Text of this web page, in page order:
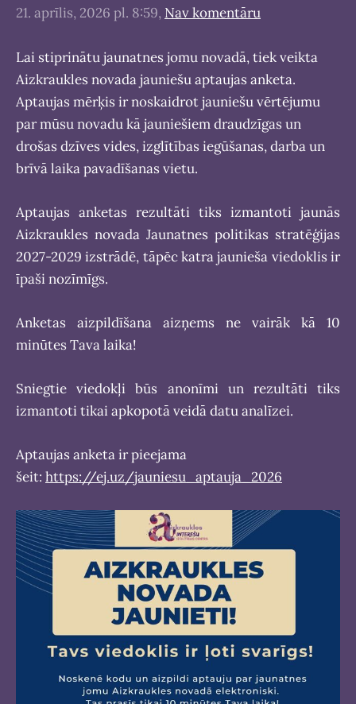
21. aprīlis, 2026 pl. 8:59, Nav komentāru
Lai stiprinātu jaunatnes jomu novadā, tiek veikta
Aizkraukles novada jauniešu aptaujas anketa.
Aptaujas mērķis ir noskaidrot jauniešu vērtējumu
par mūsu novadu kā jauniešiem draudzīgas un
drošas dzīves vides, izglītības iegūšanas, darba un
brīvā laika pavadīšanas vietu.
Aptaujas anketas rezultāti tiks izmantoti jaunās
Aizkraukles novada Jaunatnes politikas stratēģijas
2027-2029 izstrādē, tāpēc katra jaunieša viedoklis ir
īpaši nozīmīgs.
Anketas aizpildīšana aizņems ne vairāk kā 10
minūtes Tava laika!
Sniegtie viedokļi būs anonīmi un rezultāti tiks
izmantoti tikai apkopotā veidā datu analīzei.
Aptaujas anketa ir pieejama
šeit: https://ej.uz/jauniesu_aptauja_2026